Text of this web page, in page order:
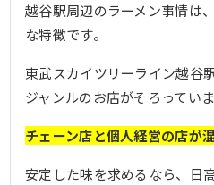
越谷駅周辺のラーメン事情は
な特徴です。
東武スカイツリーライン越谷
ジャンルのお店がそろっていま
チェーン店と個人経営の店が
安定した味を求めるなら、日